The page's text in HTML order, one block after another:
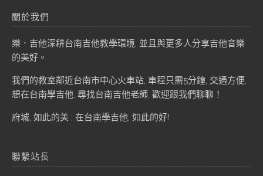
關於我們
樂．吉他深耕台南吉他教學環境, 並且與更多人分享吉他音樂
的美好。
我們的教室鄰近台南市中心火車站, 車程只需5分鐘, 交通方便,
想在台南學吉他, 尋找台南吉他老師, 歡迎跟我們聊聊！
府城, 如此的美 ; 在台南學吉他, 如此的好!
聯繫站長